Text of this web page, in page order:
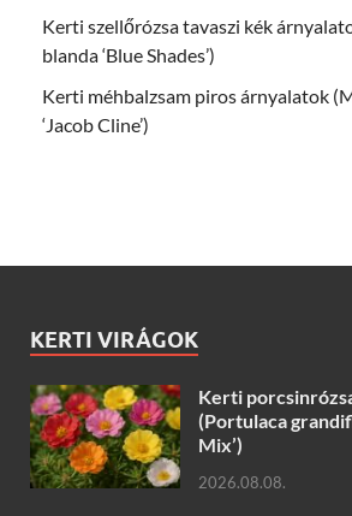
Kerti szellőrózsa tavaszi kék
blanda ‘Blue Shades’)
Kerti méhbalzsam piros árnyalatok
‘Jacob Cline’)
KERTI VIRÁGOK
Kerti
(Portulaca
Mix’)
2026.08.08.